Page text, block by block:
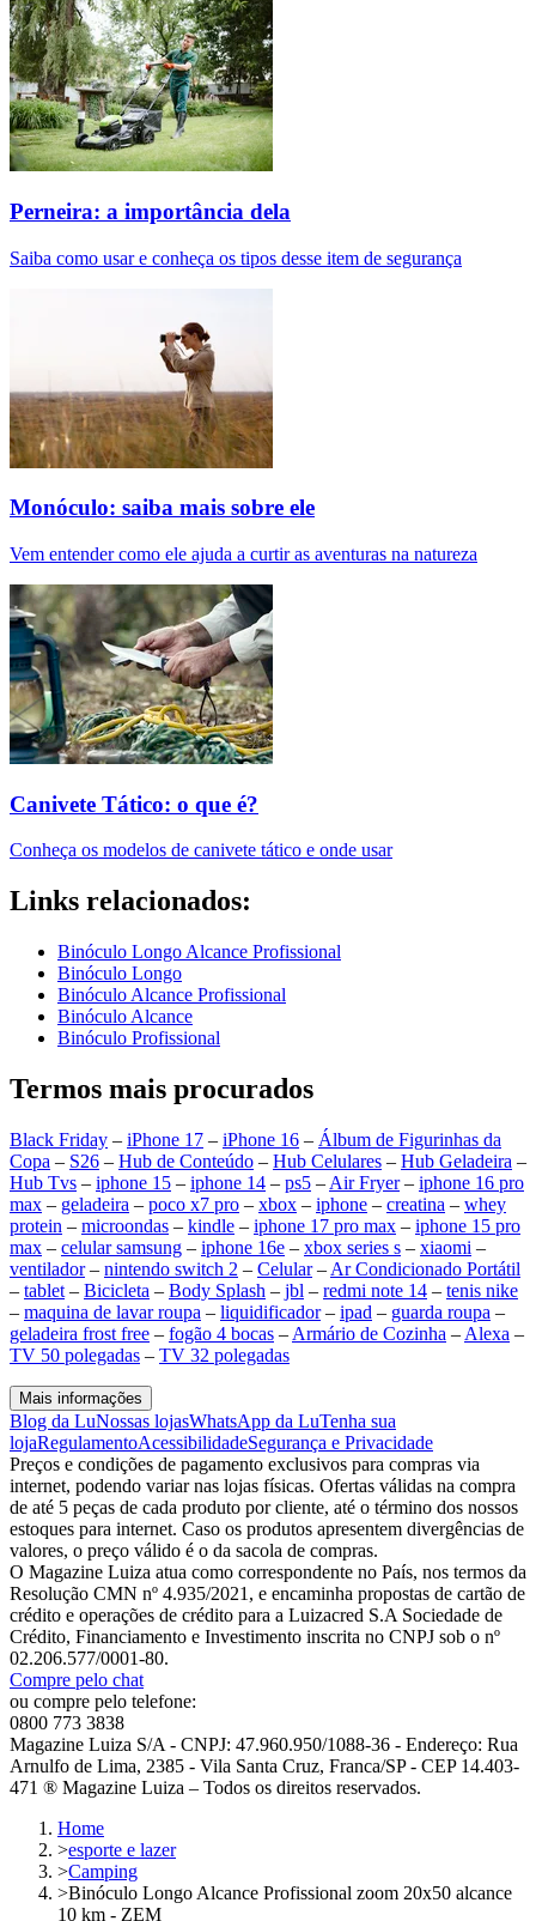
Perneira: a importância dela
Saiba como usar e conheça os tipos desse item de segurança
Monóculo: saiba mais sobre ele
Vem entender como ele ajuda a curtir as aventuras na natureza
Canivete Tático: o que é?
Conheça os modelos de canivete tático e onde usar
Links relacionados:
Binóculo Longo Alcance Profissional
Binóculo Longo
Binóculo Alcance Profissional
Binóculo Alcance
Binóculo Profissional
Termos mais procurados
Black Friday – iPhone 17 – iPhone 16 – Álbum de Figurinhas da
Copa – S26 – Hub de Conteúdo – Hub Celulares – Hub Geladeira –
Hub Tvs – iphone 15 – iphone 14 – ps5 – Air Fryer– iphone 16 pro
max – geladeira – poco x7 pro – xbox – iphone – creatina – whey
protein – microondas – kindle – iphone 17 pro max – iphone 15 pro
max – celular samsung – iphone 16e – xbox series s – xiaomi –
ventilador– nintendo switch 2 – Celular– Ar Condicionado Portátil
– tablet – Bicicleta – Body Splash – jbl – redmi note 14 – tenis nike
– maquina de lavar roupa – liquidificador– ipad – guarda roupa –
geladeira frost free – fogão 4 bocas – Armário de Cozinha – Alexa –
TV 50 polegadas – TV 32 polegadas
Mais informações
Blog da LuNossas lojasWhatsApp da LuTenha sua
lojaRegulamentoAcessibilidadeSegurança e Privacidade
Preços e condições de pagamento exclusivos para compras via
internet, podendo variar nas lojas físicas. Ofertas válidas na compra
de até 5 peças de cada produto por cliente, até o término dos nossos
estoques para internet. Caso os produtos apresentem divergências de
valores, o preço válido é o da sacola de compras.
O Magazine Luiza atua como correspondente no País, nos termos da
Resolução CMN nº 4.935/2021, e encaminha propostas de cartão de
crédito e operações de crédito para a Luizacred S.A Sociedade de
Crédito, Financiamento e Investimento inscrita no CNPJ sob o nº
02.206.577/0001-80.
Compre pelo chat
ou compre pelo telefone:
0800 773 3838
Magazine Luiza S/A - CNPJ: 47.960.950/1088-36 - Endereço: Rua
Arnulfo de Lima, 2385 - Vila Santa Cruz, Franca/SP - CEP 14.403-
471 ® Magazine Luiza – Todos os direitos reservados.
Home
>esporte e lazer
>Camping
>Binóculo Longo Alcance Profissional zoom 20x50 alcance
10 km - ZEM